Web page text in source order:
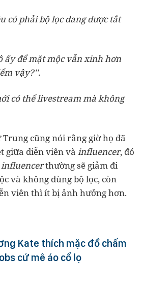
có phải bộ lọc đang được tắt
ấy để mặt mộc vẫn xinh hơn
vậy?''.
có thể livestream mà không
cũng nói rằng giờ họ đã
giữa diễn viên và influencer, đó
influencerthường sẽ giảm đi
và không dùng bộ lọc, còn
viên thì ít bị ảnh hưởng hơn.
Kate thích mặc đồ chấm
cứ mê áo cổ lọ